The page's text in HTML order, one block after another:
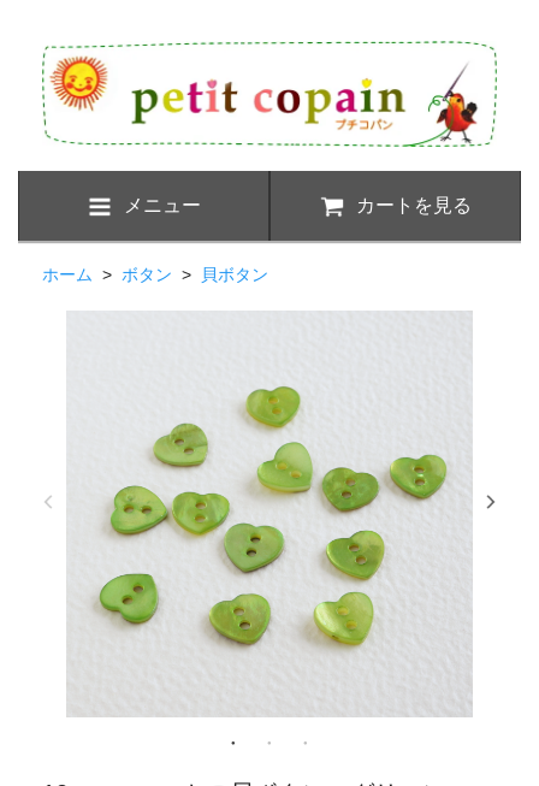
メニュー カートを見る
ホーム > ボタン > 貝ボタン